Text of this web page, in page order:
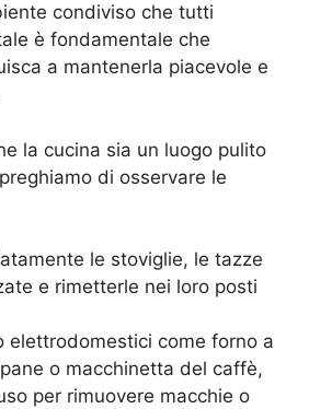
condiviso che tutti
è fondamentale che
a mantenerla piacevole e
la cucina sia un luogo pulito
di osservare le
le stoviglie, le tazze
e rimetterle nei loro posti
elettrodomestici come forno a
o macchinetta del caffè,
per rimuovere macchie o